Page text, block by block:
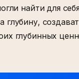
найти для
глубинных